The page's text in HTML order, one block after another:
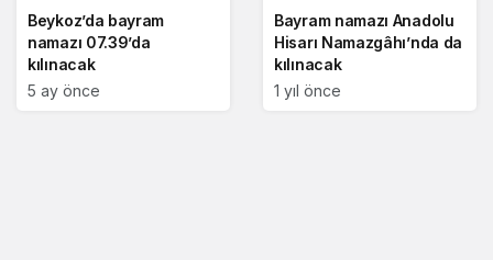
Beykoz’da bayram
namazı 07.39’da
kılınacak
5 ay önce
Bayram namazı Anadolu
Hisarı Namazgâhı’nda da
kılınacak
1 yıl önce